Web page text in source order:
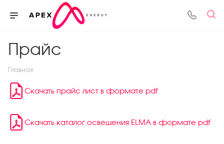
Прайс
Главная
Скачать прайс лист в формате pdf
Скачать каталог освещения ELMA в формате pdf